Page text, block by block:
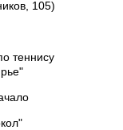
105)
теннису